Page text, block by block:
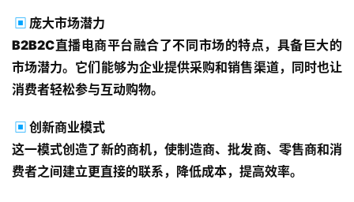
▣ 庞大市场潜力
B2B2C直播电商平台融合了不同市场的特点，具备巨大的
市场潜力。它们能够为企业提供采购和销售渠道，同时也让
消费者轻松参与互动购物。
▣ 创新商业模式
这一模式创造了新的商机，使制造商、批发商、零售商和消
费者之间建立更直接的联系，降低成本，提高效率。